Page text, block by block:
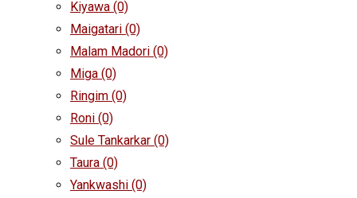
Kiyawa (0)
Maigatari (0)
Malam Madori (0)
Miga (0)
Ringim (0)
Roni (0)
Sule Tankarkar (0)
Taura (0)
Yankwashi (0)